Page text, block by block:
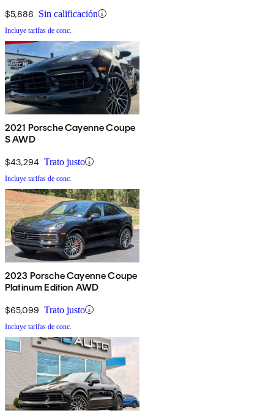
$5,886 Sin calificación
Incluye tarifas de conc.
2021 Porsche Cayenne Coupe
S AWD
$43,294 Trato justo
Incluye tarifas de conc.
2023 Porsche Cayenne Coupe
Platinum Edition AWD
$65,099 Trato justo
Incluye tarifas de conc.